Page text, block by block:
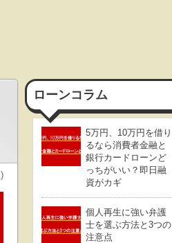
ローンコラム
5万円、10万円を借り
るなら消費者金融と
銀行カードローンど
っちがいい？即日融
資がカギ
個人再生に強い弁護
士を選ぶ方法と3つの
注意点